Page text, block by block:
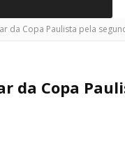
da Copa Paulista pela
da Copa